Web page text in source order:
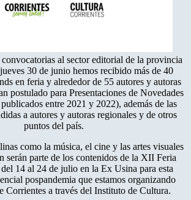
al sector editorial de la provincia
30 de junio hemos recibido más de 40
en feria y alrededor de 55 autores y autoras
postulado para Presentaciones de Novedades
entre 2021 y 2022), además de las
a autores y autoras regionales y de otros
puntos del país.
como la música, el cine y las artes visuales
serán parte de los contenidos de la XII Feria
14 al 24 de julio en la Ex Usina para esta
pospandemia que estamos organizando
Corrientes a través del Instituto de Cultura.